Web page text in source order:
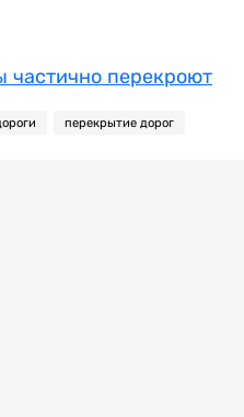
частично перекроют
перекрытие дорог